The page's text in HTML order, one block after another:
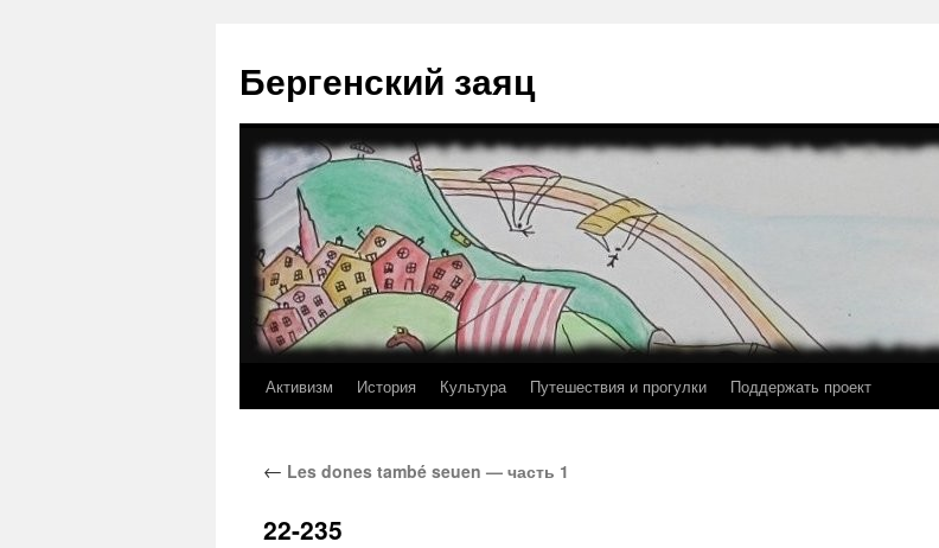
содержимому
Бергенский заяц
Активизм История Культура Путешествия и прогулки Поддержать проект
← Les dones també seuen — часть 1
22-235